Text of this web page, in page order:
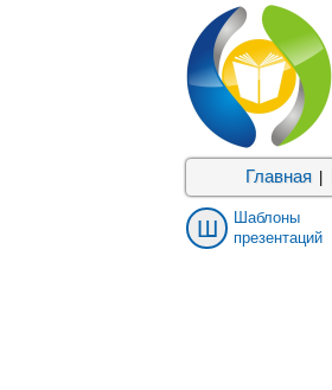
Главная
Ш
Шаблоны
презентаций